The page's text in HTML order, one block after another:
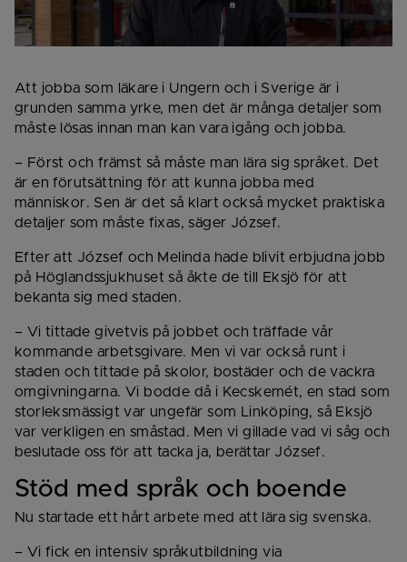
Att jobba som läkare i Ungern och i Sverige är i
grunden samma yrke, men det är många detaljer som
måste lösas innan man kan vara igång och jobba.
– Först och främst så måste man lära sig språket. Det
är en förutsättning för att kunna jobba med
människor. Sen är det så klart också mycket praktiska
detaljer som måste fixas, säger József.
Efter att József och Melinda hade blivit erbjudna jobb
på Höglandssjukhuset så åkte de till Eksjö för att
bekanta sig med staden.
– Vi tittade givetvis på jobbet och träffade vår
kommande arbetsgivare. Men vi var också runt i
staden och tittade på skolor, bostäder och de vackra
omgivningarna. Vi bodde då i Kecskemét, en stad som
storleksmässigt var ungefär som Linköping, så Eksjö
var verkligen en småstad. Men vi gillade vad vi såg och
beslutade oss för att tacka ja, berättar József.
Stöd med språk och boende
Nu startade ett hårt arbete med att lära sig svenska.
– Vi fick en intensiv språkutbildning via